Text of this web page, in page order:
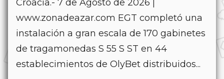
Croacia.- 7 de Agosto de 2026 |
www.zonadeazar.com EGT completó una
instalación a gran escala de 170 gabinetes
de tragamonedas S 55 S ST en 44
establecimientos de OlyBet distribuidos...